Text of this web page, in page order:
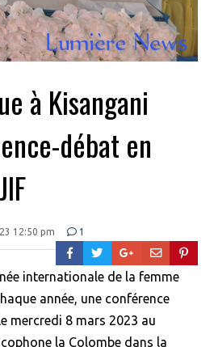
à Kisangani
débat en
12:50 pm 1
internationale de la femme
année, une conférence
mercredi 8 mars 2023 au
la Colombe dans la